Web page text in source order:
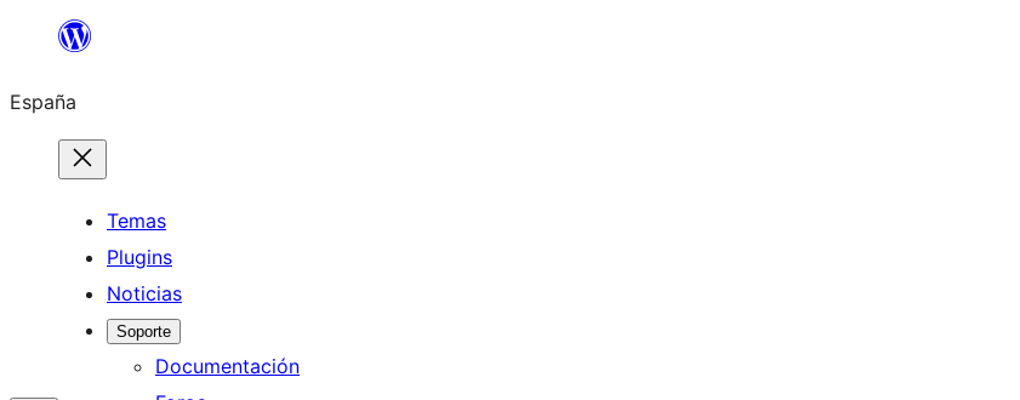
Saltar
contenido
España
Temas
Plugins
Noticias
Soporte
Documentación